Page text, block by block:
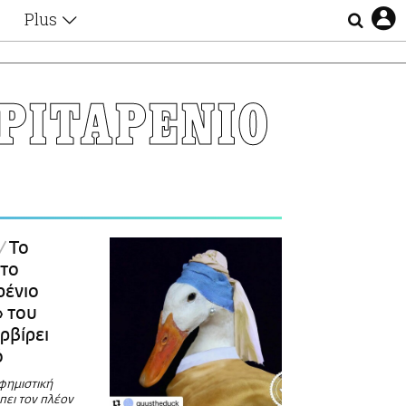
Plus
Αφιερώματα
Ζώδια
Απώλειες
Lgbtqi+
Το
του
τον πλέον